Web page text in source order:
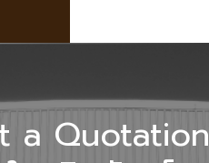
a Quotation